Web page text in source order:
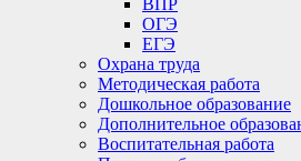
ВПР
ОГЭ
ЕГЭ
Охрана труда
Методическая работа
Дошкольное образование
Дополнительное
Воспитательная работа